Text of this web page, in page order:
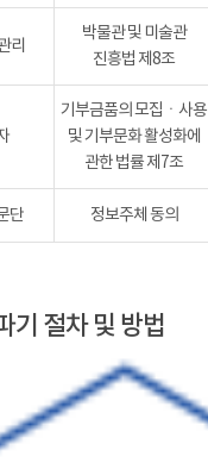
리
박물관 및 미술관
진흥법 제8조
기부금품의 모집ㆍ사용
및 기부문화 활성화에
관한 법률 제7조
단 정보주체 동의
기 절차 및 방법